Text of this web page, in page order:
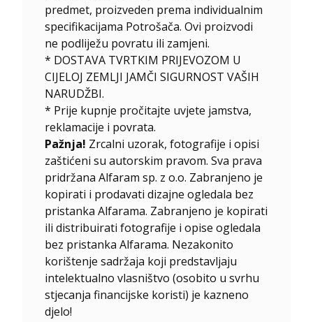
predmet, proizveden prema individualnim
specifikacijama Potrošača. Ovi proizvodi
ne podliježu povratu ili zamjeni.
* DOSTAVA TVRTKIM PRIJEVOZOM U
CIJELOJ ZEMLJI JAMČI SIGURNOST VAŠIH
NARUDŽBI.
* Prije kupnje pročitajte uvjete jamstva,
reklamacije i povrata.
Pažnja! Zrcalni uzorak, fotografije i opisi
zaštićeni su autorskim pravom. Sva prava
pridržana Alfaram sp. z o.o. Zabranjeno je
kopirati i prodavati dizajne ogledala bez
pristanka Alfarama. Zabranjeno je kopirati
ili distribuirati fotografije i opise ogledala
bez pristanka Alfarama. Nezakonito
korištenje sadržaja koji predstavljaju
intelektualno vlasništvo (osobito u svrhu
stjecanja financijske koristi) je kazneno
djelo!